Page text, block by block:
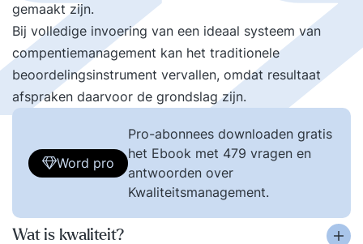
gemaakt zijn.
Bij volledige invoering van een ideaal systeem van
compentiemanagement kan het traditionele
beoordelingsinstrument vervallen, omdat resultaat
afspraken daarvoor de grondslag zijn.
Word pro
Pro-abonnees downloaden gratis
het Ebook met 479 vragen en
antwoorden over
Kwaliteitsmanagement.
Wat is kwaliteit?